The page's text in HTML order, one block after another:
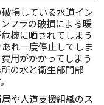
損している水道イン
フラの破損による暖
機に晒されてしまう
れ一度停止してしま
用がかかってしまう
の水と衛生部門部
や人道支援組織のス